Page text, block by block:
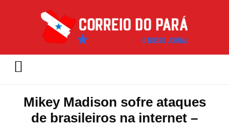
Mikey Madison sofre ataques
de brasileiros na internet –